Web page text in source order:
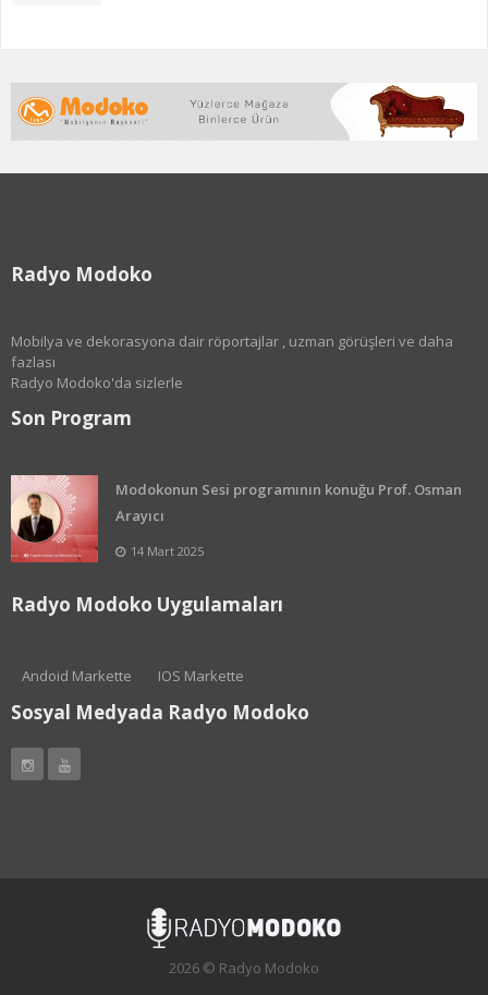
Radyo Modoko
Mobilya ve dekorasyona dair röportajlar , uzman görüşleri ve daha
fazlası
Radyo Modoko'da sizlerle
Son Program
Modokonun Sesi programının konuğu Prof. Osman
Arayıcı
14 Mart 2025
Radyo Modoko Uygulamaları
Andoid Markette IOS Markette
Sosyal Medyada Radyo Modoko
2026 © Radyo Modoko